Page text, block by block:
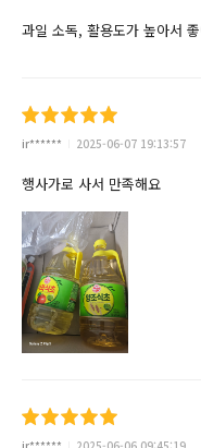
과일 소독, 활용도가 높아서
ir****** 2025-06-07 19:13:57
행사가로 사서 만족해요